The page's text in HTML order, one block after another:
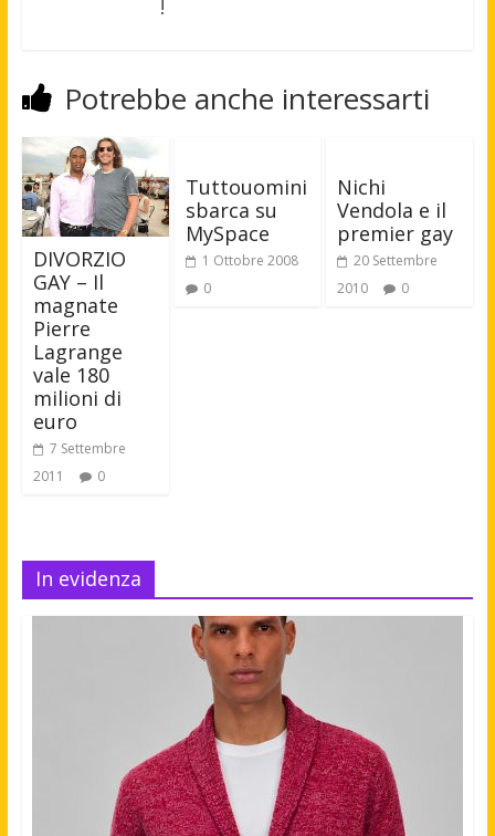
!
Potrebbe anche interessarti
DIVORZIO
GAY – Il
magnate
Pierre
Lagrange
vale 180
milioni di
euro
7 Settembre
2011
0
Tuttouomini
sbarca su
MySpace
1 Ottobre 2008
0
Nichi
Vendola e il
premier gay
20 Settembre
2010
0
In evidenza